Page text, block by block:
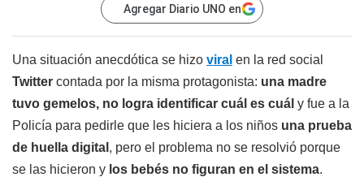
Agregar Diario UNO en
Una situación anecdótica se hizo viral en la red social
Twitter contada por la misma protagonista: una madre
tuvo gemelos, no logra identificar cuál es cuál y fue a la
Policía para pedirle que les hiciera a los niños una prueba
de huella digital , pero el problema no se resolvió porque
se las hicieron y los bebés no figuran en el sistema.